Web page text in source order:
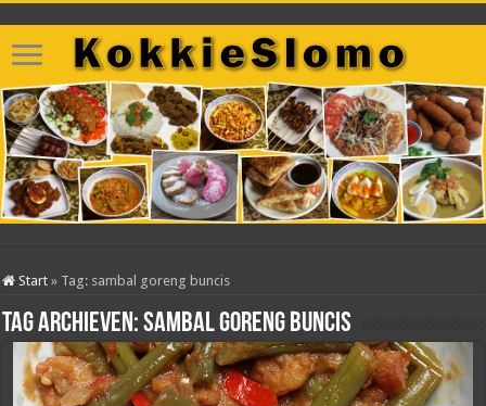
Start » Tag: sambal goreng buncis
Tag archieven:sambal goreng buncis